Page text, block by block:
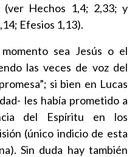
Hechos 1,4; 2,33; y
Efesios 1,13).
sea Jesús o el
las veces de voz del
si bien en Lucas
les había prometido a
del Espíritu en los
(único indicio de esta
Sin duda hay también